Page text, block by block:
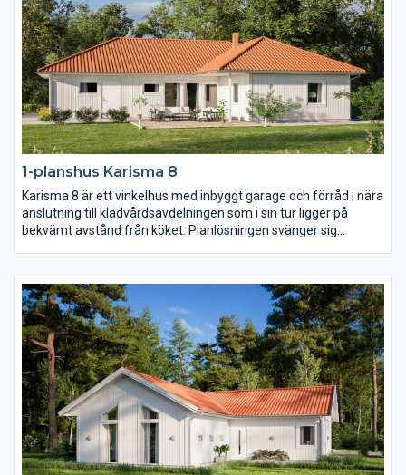
1-planshus Karisma 8
Karisma 8 är ett vinkelhus med inbyggt garage och förråd i nära
anslutning till klädvårdsavdelningen som i sin tur ligger på
bekvämt avstånd från köket. Planlösningen svänger sig
placerat mot trädgårdssidan. I husets vinkel placeras med
fördel en härlig uteplats i lä.